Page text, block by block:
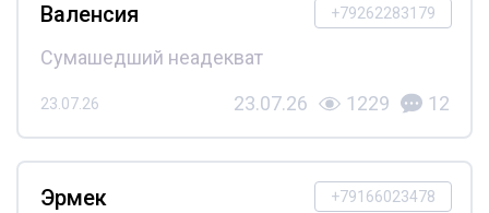
+79262283179
Валенсия
Сумашедший неадекват
23.07.26 23.07.26 1229 12
+79166023478
Эрмек